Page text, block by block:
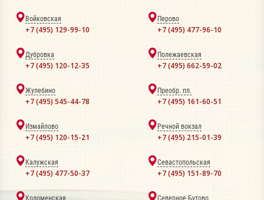
Войковская
+7 (495) 129-99-10
Перово
+7 (495) 477-96-10
Дубровка
+7 (495) 120-12-35
Полежаевская
+7 (495) 662-59-02
Жулебино
+7 (495) 545-44-78
Преобр. пл.
+7 (495) 161-60-51
Измайлово
+7 (495) 120-15-21
Речной вокзал
+7 (495) 215-01-39
Калужская
+7 (495) 477-50-37
Севастопольская
+7 (495) 151-89-70
Коломенская Северное Бутово